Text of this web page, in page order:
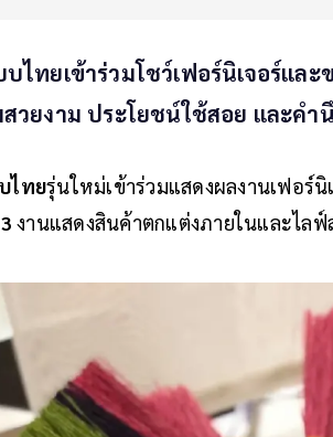
ไทยเข้าร่วมโชว์เฟอร์นิเจอร์แล
วยงาม ประโยชน์ใช้สอย และคำ
ไทยรุ่นใหม่เข้าร่วมแสดงผลงานเฟอร์
งานแสดงสินค้าตกแต่งภายในและไล